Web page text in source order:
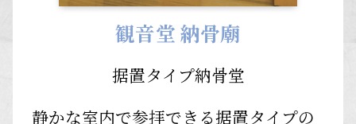
観音堂 納骨廟
据置タイプ納骨堂
静かな室内で参拝できる据置タイプの